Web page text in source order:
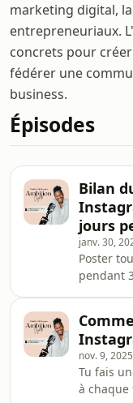
marketing digital,
entrepreneuriaux.
concrets pour
fédérer une
business.
Épisodes
Bilan
jours
janv. 30,
Poster
pendant
défi que
: poster
pendant
qu’il
pour être
nov. 9, 2025
Tu fais
à